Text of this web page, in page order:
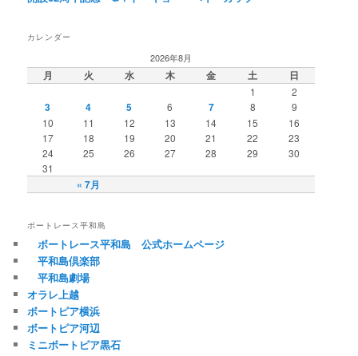
カレンダー
2026年8月
月 火 水 木 金 土 日
« 7月
1 2
3 4 5 6 7 8
9
10
11 12 13 14 15
16
17
18 19 20 21 22
23
24
25 26 27 28 29
30
31
ボートレース平和島
ボートレース平和島 公式ホームページ
平和島倶楽部
平和島劇場
オラレ上越
ボートピア横浜
ボートピア河辺
ミニボートピア黒石